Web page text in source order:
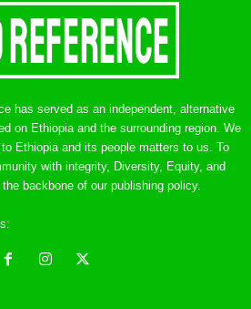
has served as an independent, alternative
on Ethiopia and the surrounding region. We
Ethiopia and its people matters to us. To
with integrity, Diversity, Equity, and
backbone of our publishing policy.